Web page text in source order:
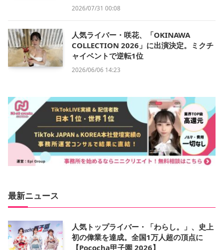
2026/07/31 00:08
人気ライバー・咲花、「OKINAWA
COLLECTION 2026」に出演決定。ミクチ
ャイベントで逆転1位
2026/06/06 14:23
最新ニュース
人気トップライバー・「わらし。」、史上
初の偉業を達成。全国1万人超の頂点に
【Pococha甲子園 2026】